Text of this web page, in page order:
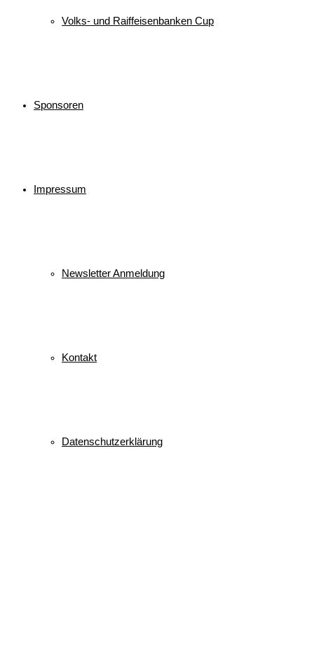
Volks- und Raiffeisenbanken Cup
Sponsoren
Impressum
Newsletter Anmeldung
Kontakt
Datenschutzerklärung